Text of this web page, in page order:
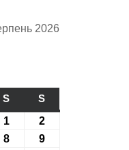
2026
S СУБОТА
S
1 01.08.2026
2
8 08.08.2026
9